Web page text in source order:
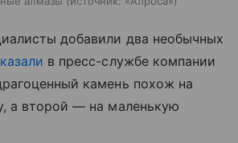
добавили два необычных
в пресс-службе компании
камень похож на
а второй — на маленькую